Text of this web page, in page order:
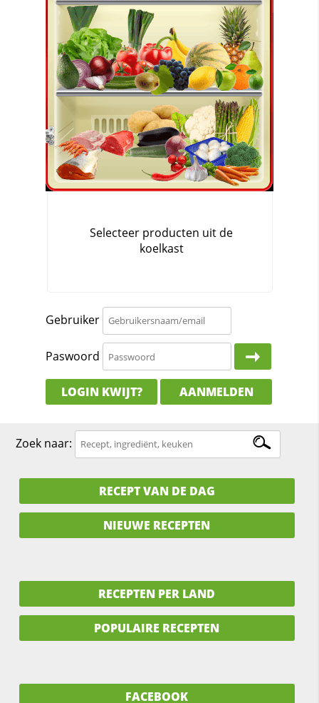
Gebruiker
Paswoord
LOGIN KWIJT? AANMELDEN
Zoek naar:
RECEPT VAN DE DAG
NIEUWE RECEPTEN
RECEPTEN PER LAND
POPULAIRE RECEPTEN
FACEBOOK